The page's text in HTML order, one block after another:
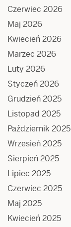
Czerwiec 2026
Maj 2026
Kwiecień 2026
Marzec 2026
Luty 2026
Styczeń 2026
Grudzień 2025
Listopad 2025
Październik 2025
Wrzesień 2025
Sierpień 2025
Lipiec 2025
Czerwiec 2025
Maj 2025
Kwiecień 2025